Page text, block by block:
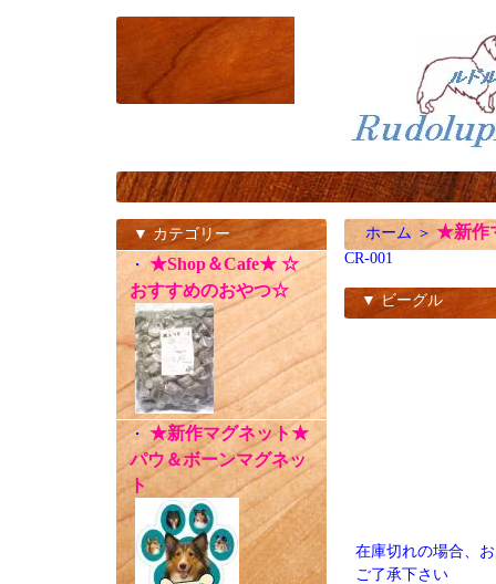
▼ カテゴリー
・ ★Shop＆Cafe★ ☆
おすすめのおやつ☆
・ ★新作マグネット★
パウ＆ボーンマグネッ
ト
ホーム ＞★新作
CR-001
▼ ビーグル
在庫切れの場合、
ご了承下さい